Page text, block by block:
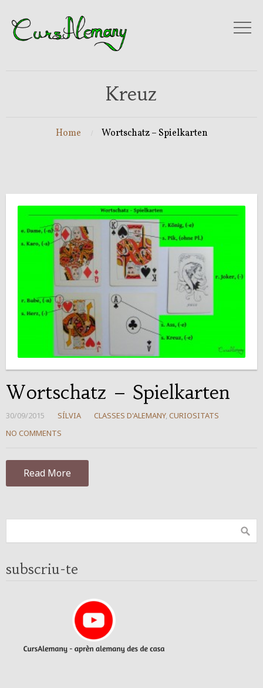
Kreuz
Home Wortschatz – Spielkarten
Wortschatz – Spielkarten
30/09/2015 SÍLVIA CLASSES D'ALEMANY, CURIOSITATS
NO COMMENTS
Read More
subscriu-te